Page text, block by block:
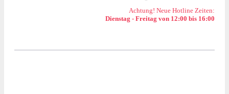
Achtung! Neue Hotline Zeiten:
Dienstag - Freitag von 12:00 bis 16:00